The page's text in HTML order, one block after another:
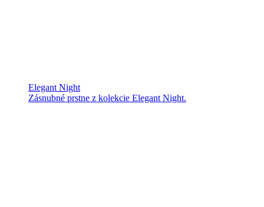
Elegant Night
Zásnubné prstne z kolekcie Elegant Night.